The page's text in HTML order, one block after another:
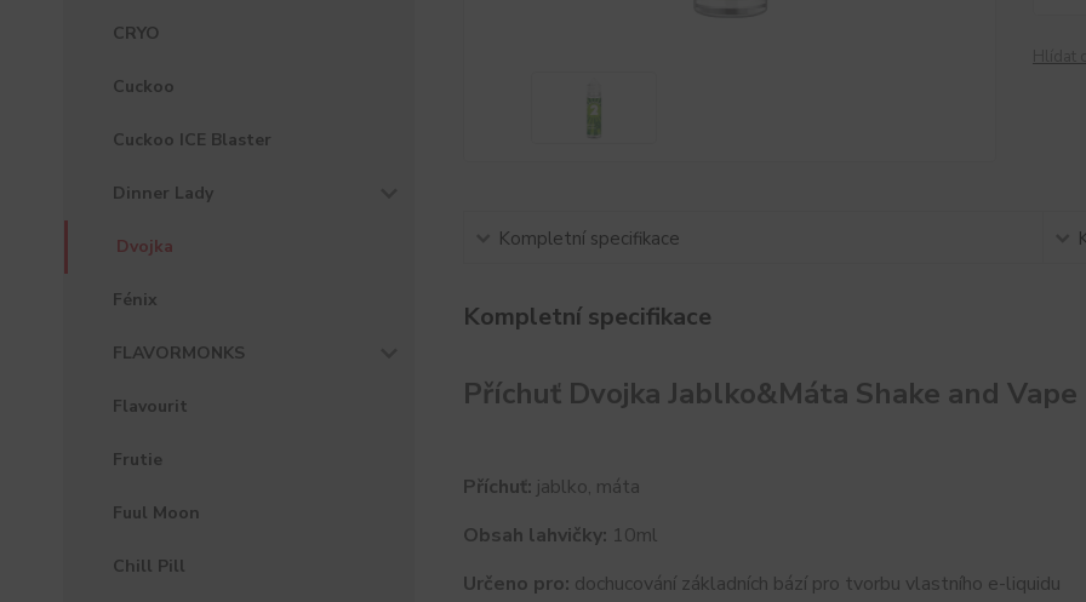
CRYO
Cuckoo
Cuckoo ICE Blaster
Dinner Lady
Dvojka
Fénix
FLAVORMONKS
Flavourit
Frutie
Fuul Moon
Chill Pill
Kompletní specifikace
Kompletní specifikace
Příchuť Dvojka Jablko&Máta Shake and
Příchuť: jablko, máta
Obsah lahvičky: 10ml
Určeno pro: dochucování základních bází pro tvorbu vlastního e-liquidu